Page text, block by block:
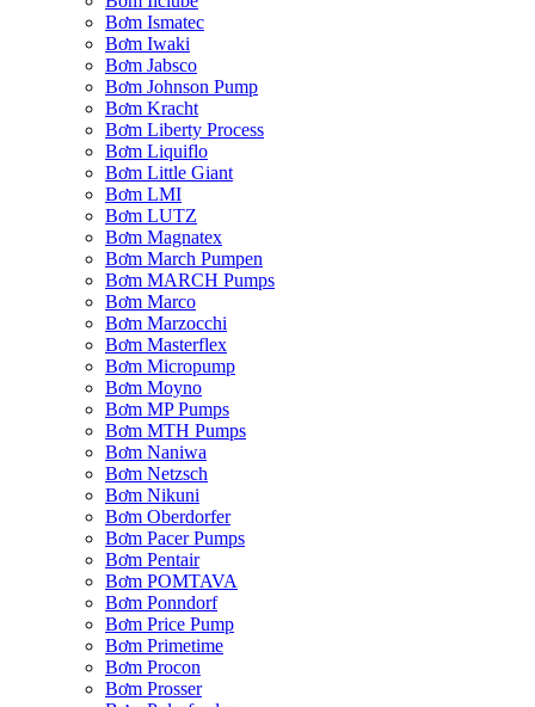
Bơm Ismatec
Bơm Iwaki
Bơm Jabsco
Bơm Johnson Pump
Bơm Kracht
Bơm Liberty Process
Bơm Liquiflo
Bơm Little Giant
Bơm LMI
Bơm LUTZ
Bơm Magnatex
Bơm March Pumpen
Bơm MARCH Pumps
Bơm Marco
Bơm Marzocchi
Bơm Masterflex
Bơm Micropump
Bơm Moyno
Bơm MP Pumps
Bơm MTH Pumps
Bơm Naniwa
Bơm Netzsch
Bơm Nikuni
Bơm Oberdorfer
Bơm Pacer Pumps
Bơm Pentair
Bơm POMTAVA
Bơm Ponndorf
Bơm Price Pump
Bơm Primetime
Bơm Procon
Bơm Prosser